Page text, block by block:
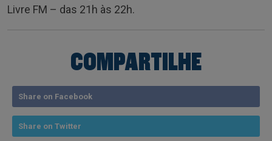
Livre FM – das 21h às 22h.
COMPARTILHE
Share on Facebook
Share on Twitter